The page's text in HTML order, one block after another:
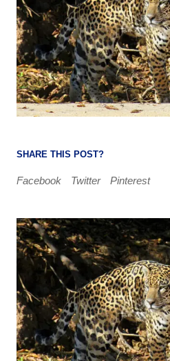
SHARE THIS POST?
Facebook Twitter Pinterest